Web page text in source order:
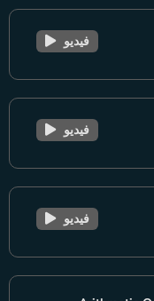
فيديو
فيديو
فيديو